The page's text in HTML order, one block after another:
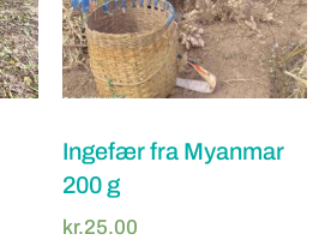
Ingefær fra Myanmar
200 g
kr.25.00